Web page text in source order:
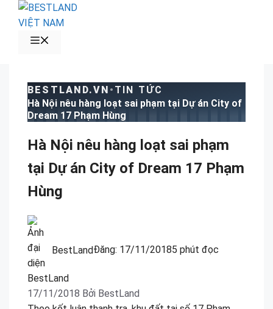
Chuyển
BESTLAND.VN • TIN TỨC
Hà Nội nêu hàng loạt sai phạm tại Dự án City of
Dream 17 Phạm Hùng
Hà Nội nêu hàng loạt sai phạm
tại Dự án City of Dream 17 Phạm
Hùng
BestLandĐăng: 17/11/20185 phút đọc
17/11/2018 Bởi BestLand